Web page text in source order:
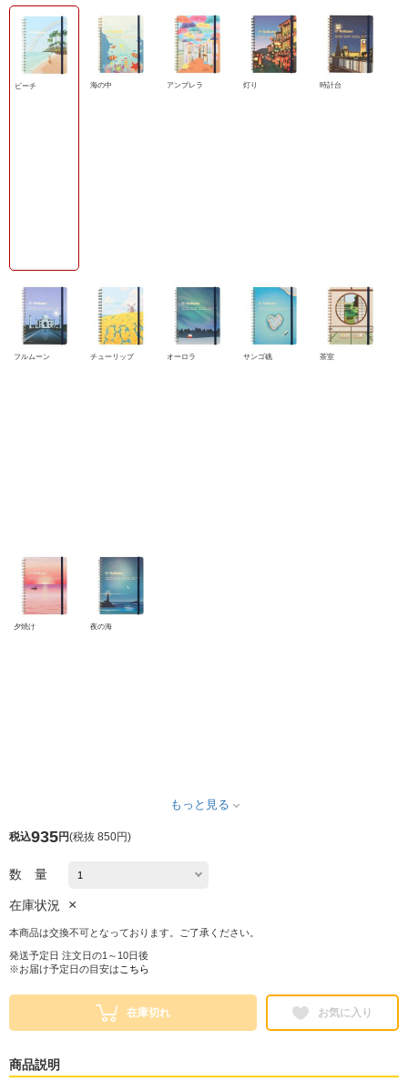
ビーチ 海の中 アンブレラ 灯り 時計台
フルムーン チューリップ オーロラ サンゴ礁 茶室
夕焼け 夜の海
もっと見る
税込935円(税抜 850円)
数 量
在庫状況 ×
本商品は交換不可となっております。ご了承ください。
発送予定日 注文日の1～10日後
※お届け予定日の目安は こちら
在庫切れ お気に入り
商品説明